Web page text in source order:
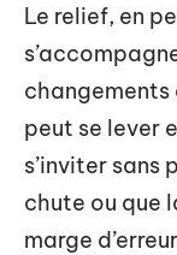
Le relief, en
changements
peut se lever
s’inviter sans
chute ou que
marge